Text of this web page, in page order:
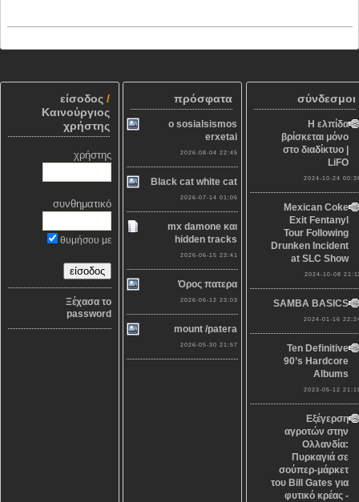
είσοδος/
Καινούργιος
χρήστης
χρήστης
συνθηματικό
θυμήσου με
Ξέχασα το
password
πρόσφατα
o sosialsismos
erxetai
2026-08-04 22:45
Black cat white cat
2026-07-14 01:06
mx damone και
hidden tracks
2026-06-15 23:41
Όρος πατερα
2026-06-12 23:03
mount /patera
2026-05-30 21:57
σύνδεσμοι
Η ελπίδα
βρίσκεται μόνο
στο διαδίκτυο |
LiFO
2024-10-24
Mexican Coke
Exit Fentanyl
Tour Following
Drunken Incident
at SLC Show
2024-10-08
SAMBA BASICS
2024-01-16
Ten Definitive
90’s Hardcore
Albums
2023-05-12
Εξέγερση
αγροτών στην
Ολλανδία:
Πυρκαγιά σε
σούπερ-μάρκετ
του Bill Gates για
φυτικό κρέας -